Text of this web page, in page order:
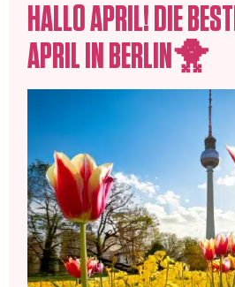
HALLO APRIL! DIE
APRIL IN BERLIN🐥